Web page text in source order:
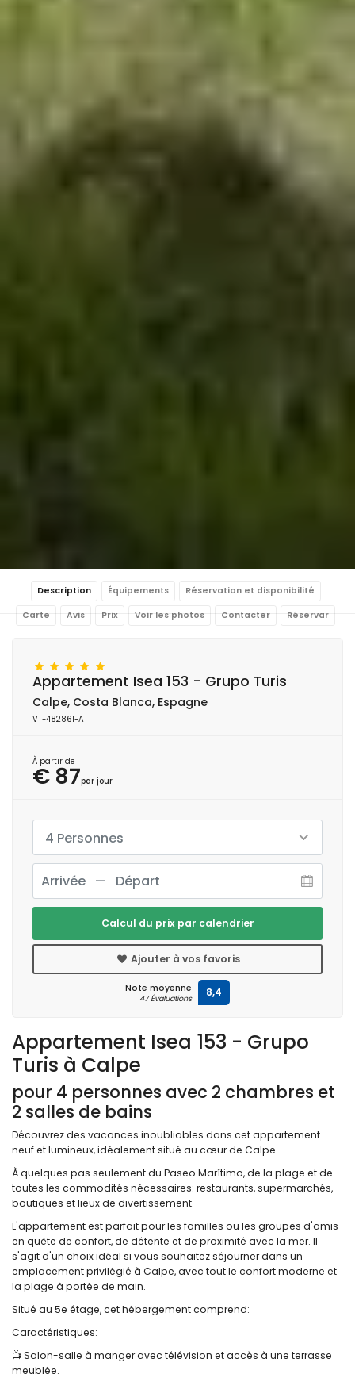
Description Équipements Réservation et disponibilité
Carte Avis Prix Voir les photos Contacter Réservar
Appartement Isea 153 - Grupo
Turis à Calpe
pour 4 personnes avec 2 chambres et
2 salles de bains
Découvrez des vacances inoubliables dans cet appartement
neuf et lumineux, idéalement situé au cœur de Calpe.
À quelques pas seulement du Paseo Marítimo, de la plage et de
toutes les commodités nécessaires: restaurants, supermarchés,
boutiques et lieux de divertissement.
L'appartement est parfait pour les familles ou les groupes d'amis
en quête de confort, de détente et de proximité avec la mer. Il
s'agit d'un choix idéal si vous souhaitez séjourner dans un
emplacement privilégié à Calpe, avec tout le confort moderne et
la plage à portée de main.
Situé au 5e étage, cet hébergement comprend:
Caractéristiques:
📺 Salon-salle à manger avec télévision et accès à une terrasse
meublée.
Appartement Isea 153 - Grupo Turis
Calpe, Costa Blanca, Espagne
VT-482861-A
À partir de
€ 87par jour
4 Personnes
Calcul du prix par calendrier
Ajouter à vos favoris
Note moyenne
47 Évaluations 8,4